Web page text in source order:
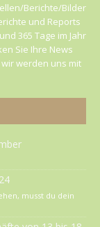
Berichte/Bilder
und Reports
365 Tage im Jahr
Sie Ihre News
werden uns mit
musst du dein